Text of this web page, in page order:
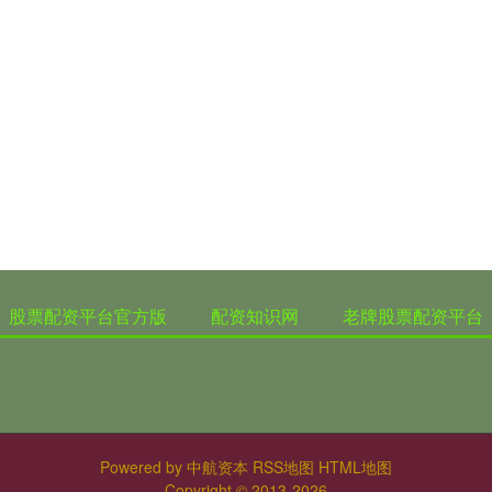
股票配资平台官方版 配资知识网 老牌股票配资平台
Powered by 中航资本 RSS地图 HTML地图